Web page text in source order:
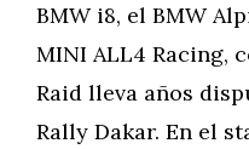
BMW i8, el BMW
MINI ALL4 Racing,
Raid lleva años
Rally Dakar. En el